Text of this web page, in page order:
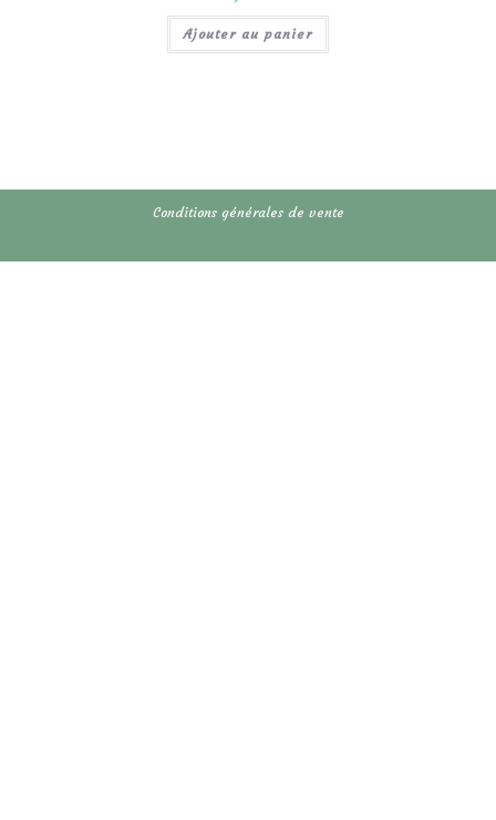
Ajouter au panier
Conditions générales de vente